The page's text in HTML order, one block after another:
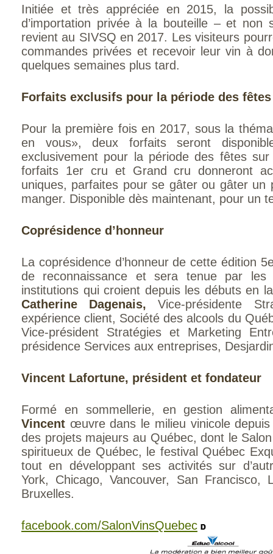
Initiée et très appréciée en 2015, la
d’importation privée à la bouteille – et non
revient au SIVSQ en 2017. Les visiteurs
commandes privées et recevoir leur vin à
quelques semaines plus tard.
Forfaits exclusifs pour la période des fêtes
Pour la première fois en 2017, sous la
en vous», deux forfaits seront
exclusivement pour la période des fêtes
forfaits 1er cru et Grand cru donneront
uniques, parfaites pour se gâter ou gâter un
manger. Disponible dès maintenant, pour un
Coprésidence d’honneur
La coprésidence d’honneur de cette édition
de reconnaissance et sera tenue par les
institutions qui croient depuis les débuts en
Catherine Dagenais, Vice-présidente
expérience client, Société des alcools du
Vice-président Stratégies et Marketing
présidence Services aux entreprises,
Vincent Lafortune, président et fondateur
Formé en sommellerie, en gestion
Vincent œuvre dans le milieu vinicole
des projets majeurs au Québec, dont le
spiritueux de Québec, le festival Québec
tout en développant ses activités sur
York, Chicago, Vancouver, San Francisco,
Bruxelles.
facebook.com/SalonVinsQuebec